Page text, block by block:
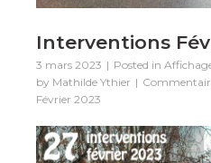
Interventions
3 mars 2023 Posted in
by Mathilde Ythier
Février 2023